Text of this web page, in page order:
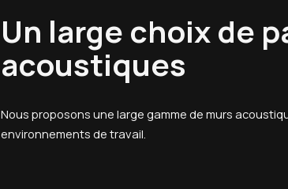
Un large choix de
acoustiques
Nous proposons une large gamme de murs
environnements de travail.